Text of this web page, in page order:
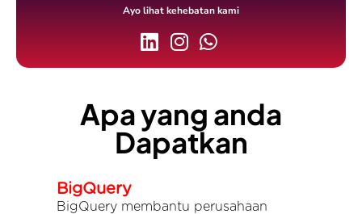
Ayo lihat kehebatan kami
Apa yang anda
Dapatkan
BigQuery
BigQuery membantu perusahaan